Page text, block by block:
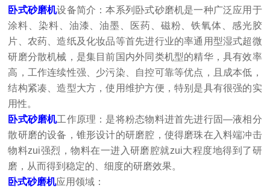
卧式砂磨机设备简介：本系列卧式砂磨机是一种广泛应用于
涂料、染料、油漆、油墨、医药、磁粉、铁氧体、感光胶
片、农药、造纸及化妆品等首先进行业的率通用型湿式超微
研磨分散机械，是集目前国内外同类机型的精华，具有效率
高，工作连续性强、少污染、自控可靠等优点，且成本低，
结构紧凑、造型大方，使用维护方便，特别是具有很强的实
用性。
卧式砂磨机工作原理：是将粉态物料进首先进行固—液相分
散研磨的设备，锥形设计的研磨腔，使得磨珠在入料端冲击
物料zui强烈，物料在一进入研磨腔就zui大程度地得到了研
磨，从而得到稳定的、细度的研磨效果。
卧式砂磨机应用领域：